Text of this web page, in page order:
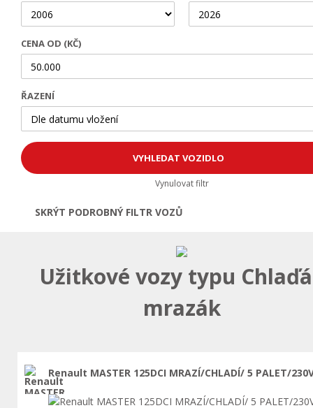
CENA OD (KČ)
ŘAZENÍ
Vynulovat filtr
SKRÝT PODROBNÝ FILTR VOZŮ
Užitkové vozy typu
mrazák
Renault MASTER 125DCI MRAZÍ/CHLADÍ/ 5 PALET/